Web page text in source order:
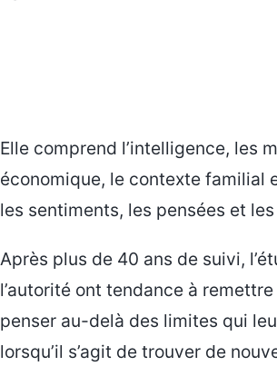
Elle comprend l’intelligence, les
économique, le contexte familial
les sentiments, les pensées et
Après plus de 40 ans de suivi,
l’autorité ont tendance à
penser au-delà des limites qui
lorsqu’il s’agit de trouver de